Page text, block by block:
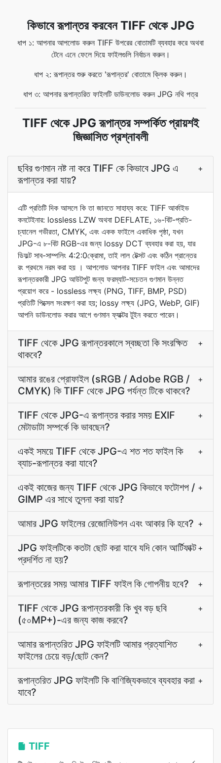
কিভাবে রূপান্তর করবেন TIFF থেকে JPG
ধাপ ১: আপনার আপলোড করুন TIFF উপরের বোতামটি ব্যবহার করে অথবা
টেনে এনে ফেলে দিয়ে ফাইলগুলি নির্বাচন করুন।
ধাপ ২: রূপান্তর শুরু করতে 'রূপান্তর' বোতামে ক্লিক করুন।
ধাপ ৩: আপনার রূপান্তরিত ফাইলটি ডাউনলোড করুন JPG নথি পত্র
TIFF থেকে JPG রূপান্তর সম্পর্কিত প্রায়শই
জিজ্ঞাসিত প্রশ্নাবলী
ছবির গুণমান নষ্ট না করে TIFF কে কিভাবে JPG এ
রূপান্তর করা যায়?
+
এটি প্রতিটি দিক আসলে কি তা জানতে সাহায্য করে: TIFF আর্কাইভ
কনটেইনার: lossless LZW অথবা DEFLATE, ১৬-বিট-প্রতি-
চ্যানেল গভীরতা, CMYK, এবং একক ফাইলে একাধিক পৃষ্ঠা, যখন
JPG-এ ৮-বিট RGB-এর জন্য lossy DCT ব্যবহার করা হয়, যার
ডিফল্ট সাব-সাম্পলিং 4:2:0ক্রোমা, তাই লাল টেক্সট এবং কঠিন প্রান্তের
রং প্রথমে নরম করা হয় । আপলোড আপনার TIFF ফাইল এবং আমাদের
রূপান্তরকারী JPG আউটপুট জন্য ফরম্যাট-সচেতন গুণমান উন্নত
প্রয়োগ করে - lossless লক্ষ্য (PNG, TIFF, BMP, PSD)
প্রতিটি পিক্সেল সংরক্ষণ করা হয়; lossy লক্ষ্য (JPG, WebP, GIF)
আপনি ডাউনলোড করার আগে গুণমান ফ্যাক্টর টুইন করতে পারেন।
TIFF থেকে JPG রূপান্তরকালে স্বচ্ছতা কি সংরক্ষিত
থাকবে?
+
আমার রঙের প্রোফাইল (sRGB / Adobe RGB /
CMYK) কি TIFF থেকে JPG পর্যন্ত টিকে থাকবে?
+
TIFF থেকে JPG-এ রূপান্তর করার সময় EXIF
মেটাডাটা সম্পর্কে কি ভাবছেন?
+
একই সময়ে TIFF থেকে JPG-এ শত শত ফাইল কি
ব্যাচ-রূপান্তর করা যাবে?
+
একই কাজের জন্য TIFF থেকে JPG কিভাবে ফটোশপ /
GIMP এর সাথে তুলনা করা যায়?
+
আমার JPG ফাইলের রেজোলিউশন এবং আকার কি হবে? +
JPG ফাইলটিকে কতটা ছোট করা যাবে যদি কোন আর্টিফাক্ট
প্রদর্শিত না হয়?
+
রূপান্তরের সময় আমার TIFF ফাইল কি গোপনীয় হবে? +
TIFF থেকে JPG রূপান্তরকারী কি খুব বড় ছবি
(৫০MP+)-এর জন্য কাজ করবে?
+
আমার রূপান্তরিত JPG ফাইলটি আমার প্রত্যাশিত
ফাইলের চেয়ে বড়/ছোট কেন?
+
রূপান্তরিত JPG ফাইলটি কি বাণিজ্যিকভাবে ব্যবহার করা
যাবে?
+
TIFF